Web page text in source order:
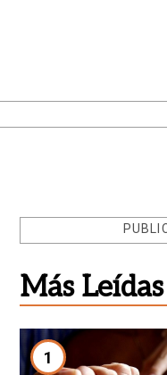
Más Leídas
1